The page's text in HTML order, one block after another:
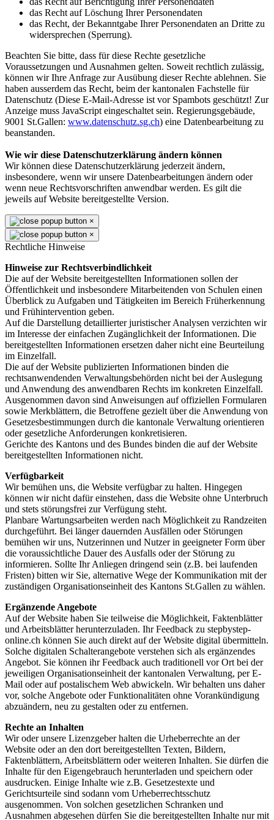
das Recht auf Löschung Ihrer Personendaten
das Recht, der Bekanntgabe Ihrer Personendaten an Dritte zu
widersprechen (Sperrung).
Beachten Sie bitte, dass für diese Rechte gesetzliche
Voraussetzungen und Ausnahmen gelten. Soweit rechtlich zulässig,
können wir Ihre Anfrage zur Ausübung dieser Rechte ablehnen. Sie
haben ausserdem das Recht, beim der kantonalen Fachstelle für
Datenschutz (Diese E-Mail-Adresse ist vor Spambots geschützt! Zur
Anzeige muss JavaScript eingeschaltet sein. Regierungsgebäude,
9001 St.Gallen: www.datenschutz.sg.ch) eine Datenbearbeitung zu
beanstanden.
Wie wir diese Datenschutzerklärung ändern können
Wir können diese Datenschutzerklärung jederzeit ändern,
insbesondere, wenn wir unsere Datenbearbeitungen ändern oder
wenn neue Rechtsvorschriften anwendbar werden. Es gilt die
jeweils auf Website bereitgestellte Version.
×
×
Rechtliche Hinweise
Hinweise zur Rechtsverbindlichkeit
Die auf der Website bereitgestellten Informationen sollen der
Öffentlichkeit und insbesondere Mitarbeitenden von Schulen einen
Überblick zu Aufgaben und Tätigkeiten im Bereich Früherkennung
und Frühintervention geben.
Auf die Darstellung detaillierter juristischer Analysen verzichten wir
im Interesse der einfachen Zugänglichkeit der Informationen. Die
bereitgestellten Informationen ersetzen daher nicht eine Beurteilung
im Einzelfall.
Die auf der Website publizierten Informationen binden die
rechtsanwendenden Verwaltungsbehörden nicht bei der Auslegung
und Anwendung des anwendbaren Rechts im konkreten Einzelfall.
Ausgenommen davon sind Anweisungen auf offiziellen Formularen
sowie Merkblättern, die Betroffene gezielt über die Anwendung von
Gesetzesbestimmungen durch die kantonale Verwaltung orientieren
oder gesetzliche Anforderungen konkretisieren.
Gerichte des Kantons und des Bundes binden die auf der Website
bereitgestellten Informationen nicht.
Verfügbarkeit
Wir bemühen uns, die Website verfügbar zu halten. Hingegen
können wir nicht dafür einstehen, dass die Website ohne Unterbruch
und stets störungsfrei zur Verfügung steht.
Planbare Wartungsarbeiten werden nach Möglichkeit zu Randzeiten
durchgeführt. Bei länger dauernden Ausfällen oder Störungen
bemühen wir uns, Nutzerinnen und Nutzer in geeigneter Form über
die voraussichtliche Dauer des Ausfalls oder der Störung zu
informieren. Sollte Ihr Anliegen dringend sein (z.B. bei laufenden
Fristen) bitten wir Sie, alternative Wege der Kommunikation mit der
zuständigen Organisationseinheit des Kantons St.Gallen zu wählen.
Ergänzende Angebote
Auf der Website haben Sie teilweise die Möglichkeit, Faktenblätter
und Arbeitsblätter herunterzuladen. Ihr Feedback zu stepbystep-
online.ch können Sie auch direkt auf der Website digital übermitteln.
Solche digitalen Schalterangebote verstehen sich als ergänzendes
Angebot. Sie können ihr Feedback auch traditionell vor Ort bei der
jeweiligen Organisationseinheit der kantonalen Verwaltung, per E-
Mail oder auf postalischem Web abwickeln. Wir behalten uns daher
vor, solche Angebote oder Funktionalitäten ohne Vorankündigung
abzuändern, neu zu gestalten oder zu entfernen.
Rechte an Inhalten
Wir oder unsere Lizenzgeber halten die Urheberrechte an der
Website oder an den dort bereitgestellten Texten, Bildern,
Faktenblättern, Arbeitsblättern oder weiteren Inhalten. Sie dürfen die
Inhalte für den Eigengebrauch herunterladen und speichern oder
ausdrucken. Einige Inhalte wie z.B. Gesetzestexte und
Gerichtsurteile sind sodann vom Urheberrechtsschutz
ausgenommen. Von solchen gesetzlichen Schranken und
Ausnahmen abgesehen dürfen Sie die bereitgestellten Inhalte nur mit